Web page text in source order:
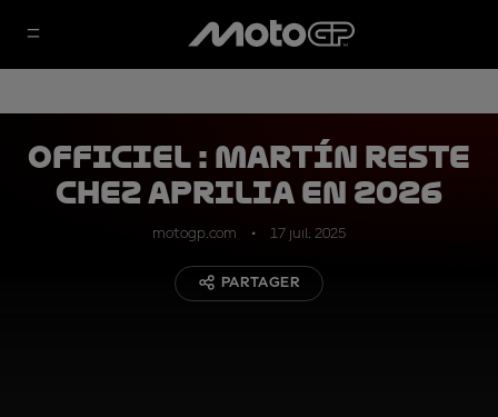
OFFICIEL : Martín reste
chez Aprilia en 2026
motogp.com 17 juil. 2025
PARTAGER